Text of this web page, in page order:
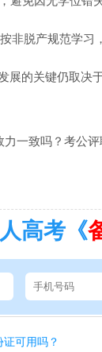
脱产规范学习
的关键仍取决于
一致吗？考公评
高考《
可用吗？